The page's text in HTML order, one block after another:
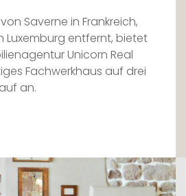
Saverne in Frankreich,
Luxemburg entfernt, bietet
Unicorn Real
Fachwerkhaus auf drei
an.
ca. 100m2 ist dieses Haus
alle, die auf der Suche
Kunst und